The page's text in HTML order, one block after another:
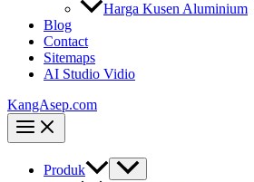
Harga Kusen Aluminium
Blog
Contact
Sitemaps
AI Studio Vidio
KangAsep.com
Produk